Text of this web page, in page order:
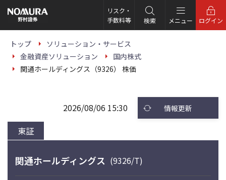
の
ー
リスク・
手数料等
検索 メニュー ログイン
トップ
ソリューション・サービス
金融資産ソリューション
国内株式
関通ホールディングス（9326） 株価
東証
2026/08/06 15:30 情報更新
関通ホールディングス (9326/T)